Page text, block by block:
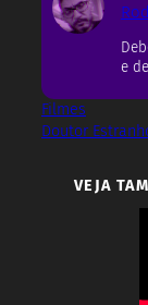
e
Filmes
Doutor
VEJA